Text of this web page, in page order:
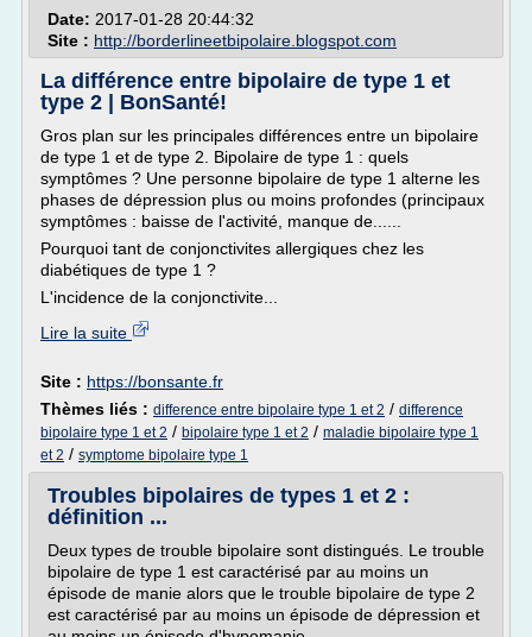
Date: 2017-01-28 20:44:32
Site : http://borderlineetbipolaire.blogspot.com
La différence entre bipolaire de type 1 et
type 2 | BonSanté!
Gros plan sur les principales différences entre un bipolaire
de type 1 et de type 2. Bipolaire de type 1 : quels
symptômes ? Une personne bipolaire de type 1 alterne les
phases de dépression plus ou moins profondes (principaux
symptômes : baisse de l'activité, manque de......
Pourquoi tant de conjonctivites allergiques chez les
diabétiques de type 1 ?
L'incidence de la conjonctivite...
Lire la suite
Site : https://bonsante.fr
Thèmes liés : difference entre bipolaire type 1 et 2 / difference
bipolaire type 1 et 2 / bipolaire type 1 et 2 / maladie bipolaire type 1
et 2 / symptome bipolaire type 1
Troubles bipolaires de types 1 et 2 :
définition ...
Deux types de trouble bipolaire sont distingués. Le trouble
bipolaire de type 1 est caractérisé par au moins un
épisode de manie alors que le trouble bipolaire de type 2
est caractérisé par au moins un épisode de dépression et